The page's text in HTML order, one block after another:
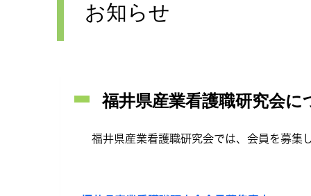
お知らせ
福井県産業看護職研究会に
福井県産業看護職研究会では、会員を募集し